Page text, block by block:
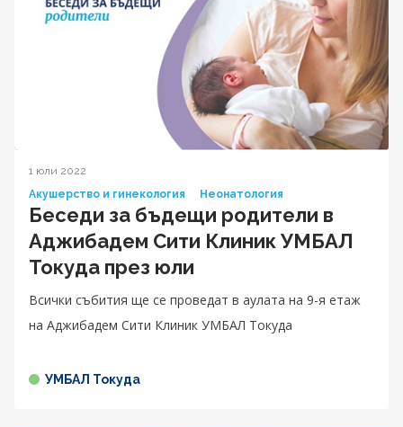
1 юли 2022
Акушерство и гинекология
Неонатология
Беседи за бъдещи родители в
Аджибадем Сити Клиник УМБАЛ
Токуда през юли
Всички събития ще се проведат в аулата на 9-я етаж
на Аджибадем Сити Клиник УМБАЛ Токуда
УМБАЛ Токуда